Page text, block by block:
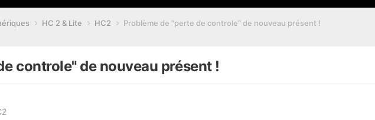
HC 2 & Lite HC2 Problème de "perte de controle" de nouveau présent !
controle" de nouveau présent !